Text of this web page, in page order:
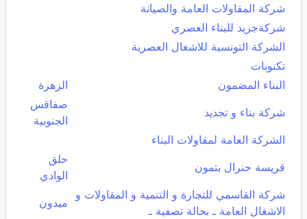
شركة المقاولات العامة والصيانة
شركةجريد للبناء العصري
الشركة التونسية للاشغال العصرية
تكنوبات
البناء المضمون
الزهرة
شركة بناء و تجديد
صفاقس
الجنوبية
الشركة العامة لمقاولات البناء
قريسة جنرال بتمون
حلق
الوادي
شركة القاسمي للتجارة و التنمية و المقاولات و
الاشغال العامة ـ بحالة تصفية ـ
ميدون